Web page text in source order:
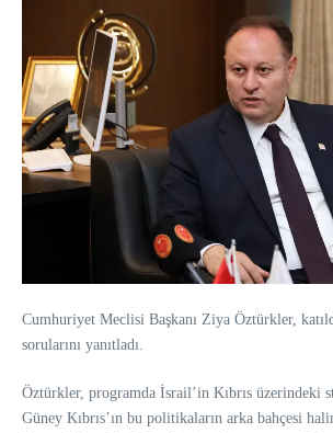
Cumhuriyet Meclisi Başkanı Ziya Öztürkler,
sorularını yanıtladı.
Öztürkler, programda İsrail’in Kıbrıs üzerindeki
Güney Kıbrıs’ın bu politikaların arka bahçesi